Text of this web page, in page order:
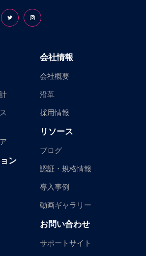
us on Facebook
Follow us on X (formerly Twitter)
Follow us on Instagram
ン
会社情報
会社概要
沿革
採用情報
リソース
ブログ
認証・規格情報
導入事例
動画ギャラリー
お問い合わせ
サポートサイト